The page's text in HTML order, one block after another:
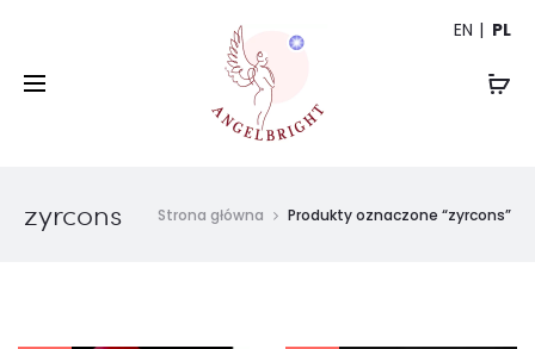
EN PL
zyrcons Strona główna Produkty oznaczone “zyrcons”